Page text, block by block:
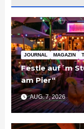
JOURNAL MAGAZIN
Festle auf´m
am Pier“
AUG. 7, 2026